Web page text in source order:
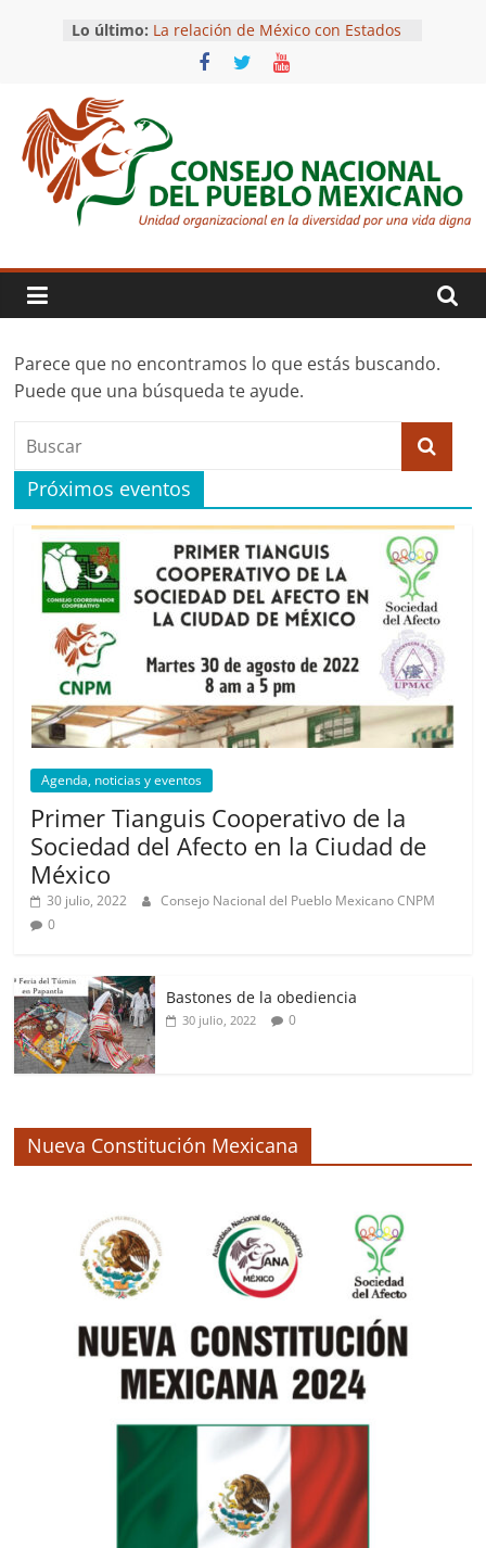
Lo último: La relación de México con Estados
Unidos
XXVII Sesión del Nuevo Congreso
Sanación comunitaria a través de
medicinas alternativas
Primer Tianguis Cooperativo de la
Sociedad del Afecto en la Ciudad
de México
Bastones de la obediencia
Consejo
Nacional
del
Pueblo
Mexicano
Parece que no encontramos lo que estás buscando.
Puede que una búsqueda te ayude.
Próximos eventos
Agenda, noticias y eventos
Primer Tianguis Cooperativo de la
Sociedad del Afecto en la Ciudad de
México
30 julio, 2022
Consejo Nacional del Pueblo Mexicano CNPM
0
Bastones de la obediencia
30 julio, 2022 0
Nueva Constitución Mexicana